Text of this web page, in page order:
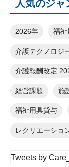
人気のジャ
2026年 福祉
介護テクノロジ
介護報酬改定
経営課題 施
福祉用具貸与
レクリエーショ
Tweets by